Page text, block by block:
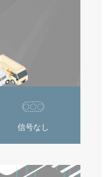
信号なし